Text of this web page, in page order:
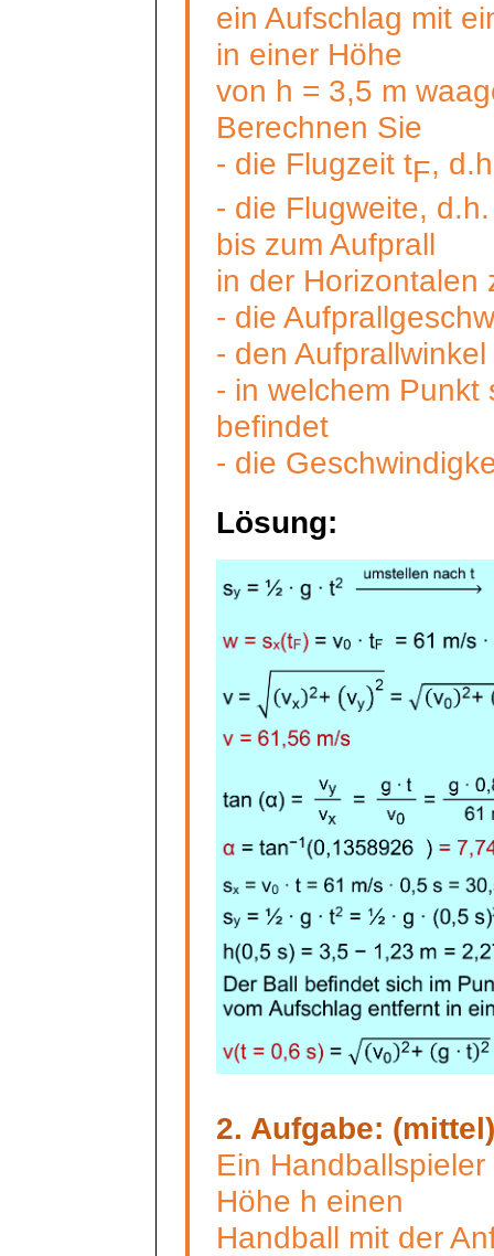
ein Aufschlag mit
in einer Höhe
von h = 3,5 m
Berechnen Sie
- die Flugzeit tF,
- die Flugweite,
bis zum Aufprall
in der Horizontalen
- die
- den Aufprallwinkel
- in welchem Punkt
befindet
- die
Lösung:
2. Aufgabe: (mittel)
Ein
Höhe h einen
Handball mit der